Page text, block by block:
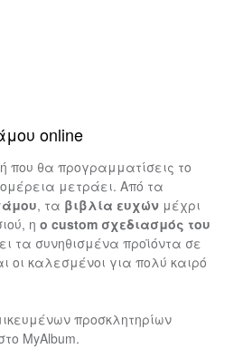
online
που θα προγραμματίσεις το
μετράει. Από τα
, τα βιβλία ευχών μέχρι
η ο custom σχεδιασμός του
τα συνηθισμένα προϊόντα σε
οι καλεσμένοι για πολύ καιρό
προσκλητηρίων
MyAlbum.